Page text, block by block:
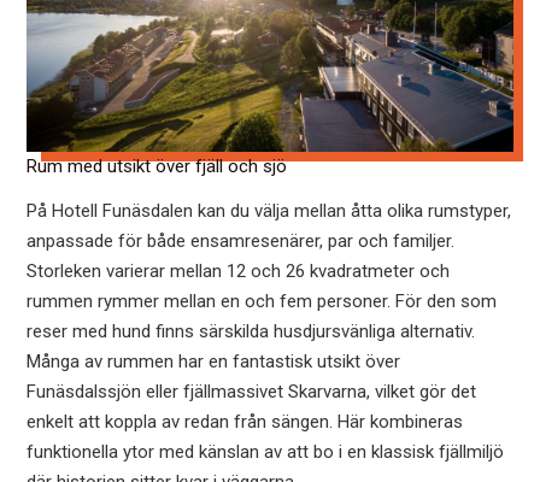
Rum med utsikt över fjäll och sjö
På Hotell Funäsdalen kan du välja mellan åtta olika rumstyper,
anpassade för både ensamresenärer, par och familjer.
Storleken varierar mellan 12 och 26 kvadratmeter och
rummen rymmer mellan en och fem personer. För den som
reser med hund finns särskilda husdjursvänliga alternativ.
Många av rummen har en fantastisk utsikt över
Funäsdalssjön eller fjällmassivet Skarvarna, vilket gör det
enkelt att koppla av redan från sängen. Här kombineras
funktionella ytor med känslan av att bo i en klassisk fjällmiljö